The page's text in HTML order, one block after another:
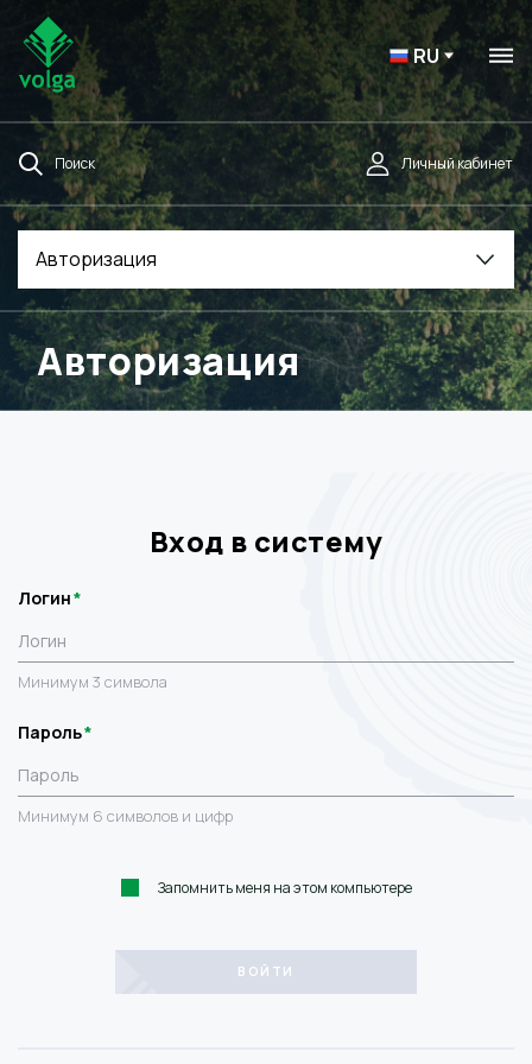
RU
Поиск Личный кабинет
Авторизация
Авторизация
Вход в систему
Логин
Минимум 3 символа
Пароль
Минимум 6 символов и цифр
Запомнить меня на этом компьютере